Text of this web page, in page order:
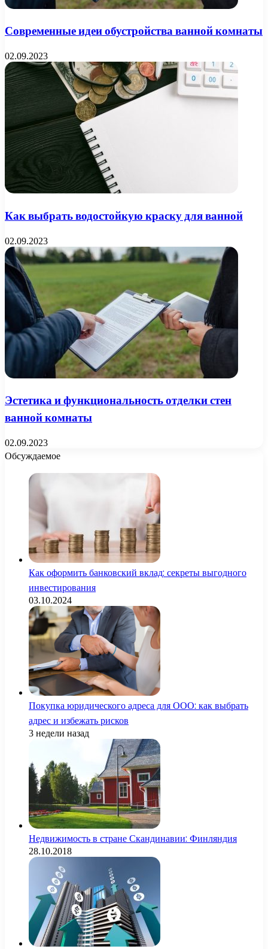
Современные идеи обустройства ванной комнаты
02.09.2023
Как выбрать водостойкую краску для ванной
02.09.2023
Эстетика и функциональность отделки стен
ванной комнаты
02.09.2023
Обсуждаемое
Как оформить банковский вклад: секреты выгодного
инвестирования
03.10.2024
Покупка юридического адреса для ООО: как выбрать
адрес и избежать рисков
3 недели назад
Недвижимость в стране Скандинавии: Финляндия
28.10.2018